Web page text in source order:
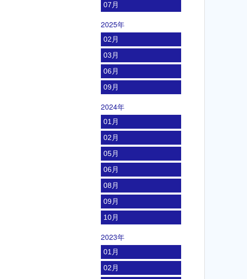
07月
2025年
02月
03月
06月
09月
2024年
01月
02月
05月
06月
08月
09月
10月
2023年
01月
02月